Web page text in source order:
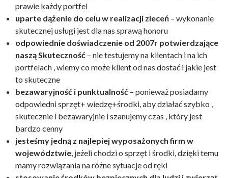
prawie każdy portfel
uparte dążenie do celu w realizacji zleceń – wykonanie
skutecznej usługi jest dla nas sprawą honoru
odpowiednie doświadczenie od 2007r potwierdzające
naszą Skuteczność – nie testujemy na klientach i na ich
portfelach , wiemy co może klient od nas dostać i jakie jest
to skuteczne
bezawaryjność i punktualność – ponieważ posiadamy
odpowiedni sprzęt+ wiedzę+środki, aby działać szybko ,
skutecznie i bezawaryjnie i szanujemy czas , który jest
bardzo cenny
jesteśmy jedną z najlepiej wyposażonych firm w
województwie , jeżeli chodzi o sprzęt i środki, dzięki temu
mamy rozwiązania na różne sytuacje od ręki